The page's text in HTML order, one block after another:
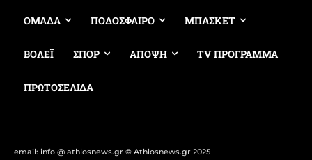
ΟΜΑΔΑ ΠΟΔΟΣΦΑΙΡΟ ΜΠΑΣΚΕΤ
ΒΟΛΕΪ ΣΠΟΡ ΑΠΟΨΗ TV ΠΡΟΓΡΑΜΜΑ
ΠΡΩΤΟΣΕΛΙΔΑ
email: info @ athlosnews.gr © Athlosnews.gr 2025